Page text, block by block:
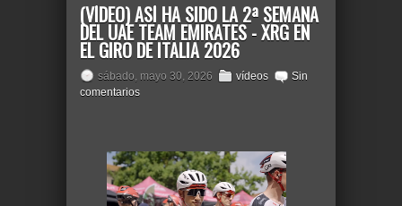
(VÍDEO) ASÍ HA SIDO LA 2ª SEMANA
DEL UAE TEAM EMIRATES - XRG EN
EL GIRO DE ITALIA 2026
sábado, mayo 30, 2026 vídeos
Sin
comentarios